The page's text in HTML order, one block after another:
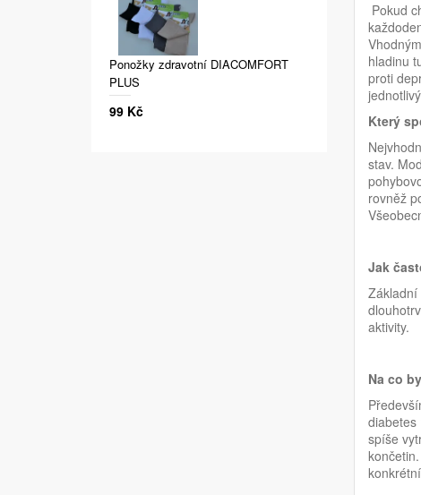
Pokud
hladinu
proti
Který
stav.
rovněž
Jak
Základní
aktivity.
Na co
diabetes
spíše
Ponožky zdravotní DIACOMFORT
PLUS
99 Kč